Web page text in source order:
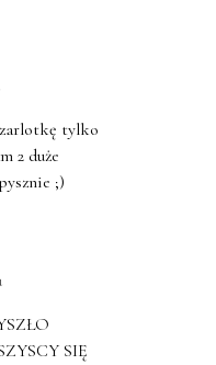
tylko
2 duże
;)
SIĘ